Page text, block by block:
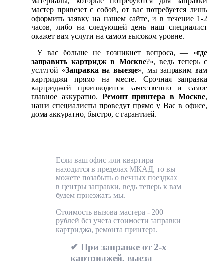
мастер привезет с собой, от вас потребуется лишь
оформить заявку на нашем сайте, и в течение 1-2
часов, либо на следующей день наш специалист
окажет вам услуги на самом высоком уровне.
У вас больше не возникнет вопроса, — «где
заправить картридж в Москве?», ведь теперь с
услугой «Заправка на выезде», мы заправим вам
картриджи прямо на месте. Срочная заправка
картриджей производится качественно и самое
главное аккуратно. Ремонт принтера в Москве,
наши специалисты проведут прямо у Вас в офисе,
дома аккуратно, быстро, с гарантией.
Если ваш офис или квартира
находится в пределах МКАД, то вы
можете позабыть о вечных поездках
в центры заправки, ведь теперь к вам
будем приезжать мы.
Стоимость вызова мастера - 200
рублей без учета стоимости заправки
картриджа, ремонта принтера.
✔ При заправке от 2-х
картриджей, выезд